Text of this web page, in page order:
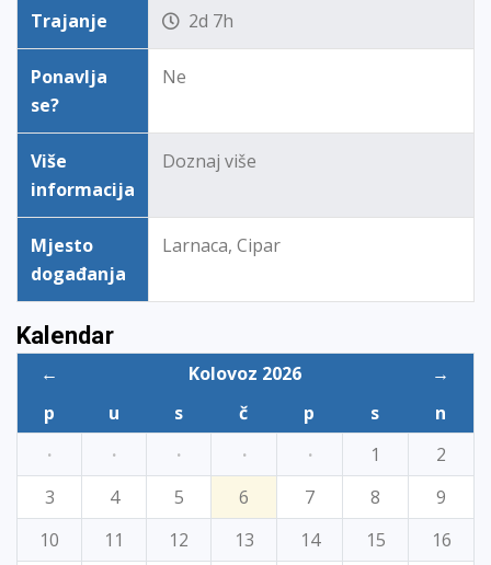
Trajanje 2d 7h
Ponavlja
se?
Ne
Više
informacija
Doznaj više
Mjesto
događanja
Larnaca, Cipar
Kalendar
← Kolovoz 2026
→
p
u s č p s
n
·
· · · · 1
2
3
4 5 6 7 8
9
10
11 12 13 14 15
16